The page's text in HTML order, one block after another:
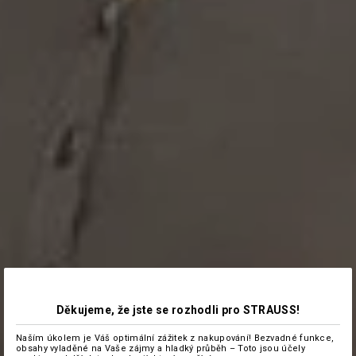
Děkujeme, že jste se rozhodli pro STRAUSS!
Naším úkolem je Váš optimální zážitek z nakupování! Bezvadné funkce,
obsahy vyladěné na Vaše zájmy a hladký průběh – Toto jsou účely